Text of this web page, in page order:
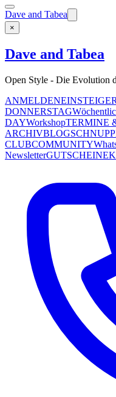
Dave and Tabea
×
Dave and Tabea
Open Style - Die Evolution
ANMELDENEINSTEIGER
DONNERSTAG
DAYWorkshopTERMINE
ARCHIVBLOG
CLUBCOMMUNITY
NewsletterGUTSCHEINE